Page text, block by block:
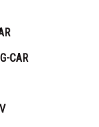
CAR